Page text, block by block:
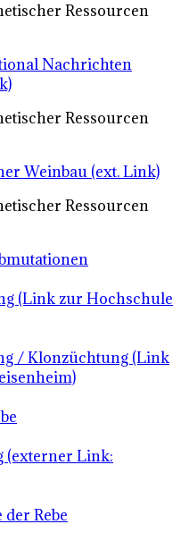
Ressourcen
Nachrichten
Ressourcen
Weinbau (ext. Link)
Ressourcen
(Link zur Hochschule
/ Klonzüchtung (Link
(externer Link:
Rebe